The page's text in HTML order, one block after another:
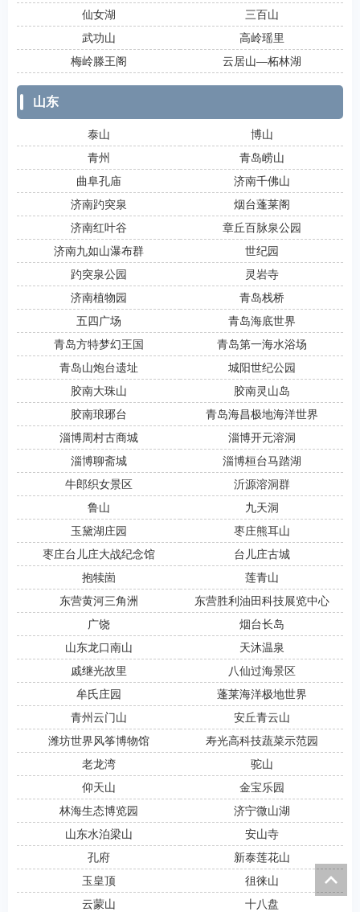
仙女湖
三百山
武功山
高岭瑶里
梅岭滕王阁
云居山―柘林湖
山东
泰山
博山
青州
青岛崂山
曲阜孔庙
济南千佛山
济南趵突泉
烟台蓬莱阁
济南红叶谷
章丘百脉泉公园
济南九如山瀑布群
世纪园
趵突泉公园
灵岩寺
济南植物园
青岛栈桥
五四广场
青岛海底世界
青岛方特梦幻王国
青岛第一海水浴场
青岛山炮台遗址
城阳世纪公园
胶南大珠山
胶南灵山岛
胶南琅琊台
青岛海昌极地海洋世界
淄博周村古商城
淄博开元溶洞
淄博聊斋城
淄博桓台马踏湖
牛郎织女景区
沂源溶洞群
鲁山
九天洞
玉黛湖庄园
枣庄熊耳山
枣庄台儿庄大战纪念馆
台儿庄古城
抱犊崮
莲青山
东营黄河三角洲
东营胜利油田科技展览中心
广饶
烟台长岛
山东龙口南山
天沐温泉
戚继光故里
八仙过海景区
牟氏庄园
蓬莱海洋极地世界
青州云门山
安丘青云山
潍坊世界风筝博物馆
寿光高科技蔬菜示范园
老龙湾
驼山
仰天山
金宝乐园
林海生态博览园
济宁微山湖
山东水泊梁山
安山寺
孔府
新泰莲花山
玉皇顶
徂徕山
云蒙山
十八盘